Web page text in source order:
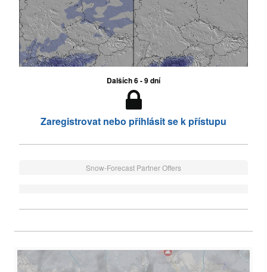
Dalších 6 - 9 dní
Zaregistrovat nebo přihlásit se k přístupu
Snow-Forecast Partner Offers